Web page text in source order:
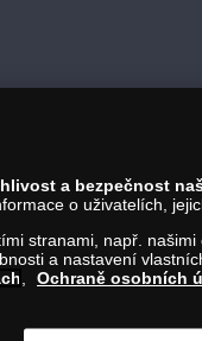
a bezpečnost
o uživatelích,
stranami, např.
a nastavení
Ochraně osobních